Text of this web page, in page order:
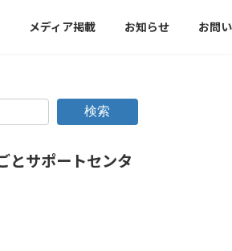
メディア掲載 お知らせ お問
検索